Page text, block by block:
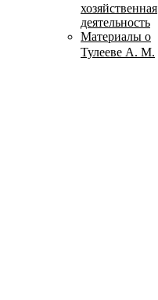
хозяйственная
деятельность
Материалы о
Тулееве А. М.